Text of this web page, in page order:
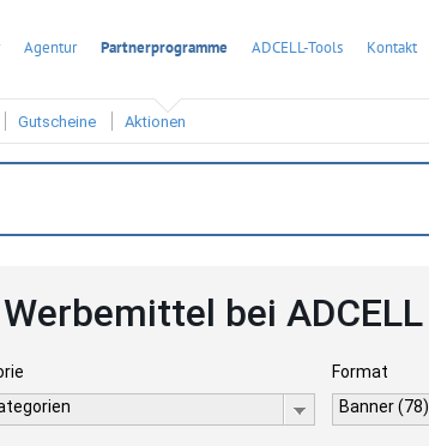
Agentur Partnerprogramme ADCELL-Tools Kontakt
Gutscheine Aktionen
bei ADCELL
Format
Banner (78)